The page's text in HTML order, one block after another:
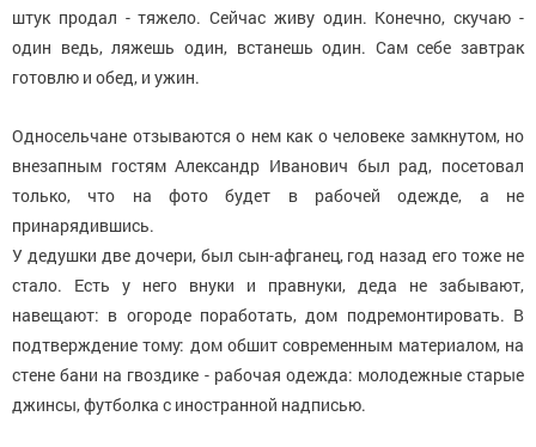
штук продал - тяжело. Сейчас живу один. Конечно, скучаю -
один ведь, ляжешь один, встанешь один. Сам себе завтрак
готовлю и обед, и ужин.
Односельчане отзываются о нем как о человеке замкнутом, но
внезапным гостям Александр Иванович был рад, посетовал
только, что на фото будет в рабочей одежде, а не
принарядившись.
У дедушки две дочери, был сын-афганец, год назад его тоже не
стало. Есть у него внуки и правнуки, деда не забывают,
навещают: в огороде поработать, дом подремонтировать. В
подтверждение тому: дом обшит современным материалом, на
стене бани на гвоздике - рабочая одежда: молодежные старые
джинсы, футболка с иностранной надписью.